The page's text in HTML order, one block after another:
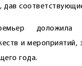
дав
доложила
и мероприятий,
года.